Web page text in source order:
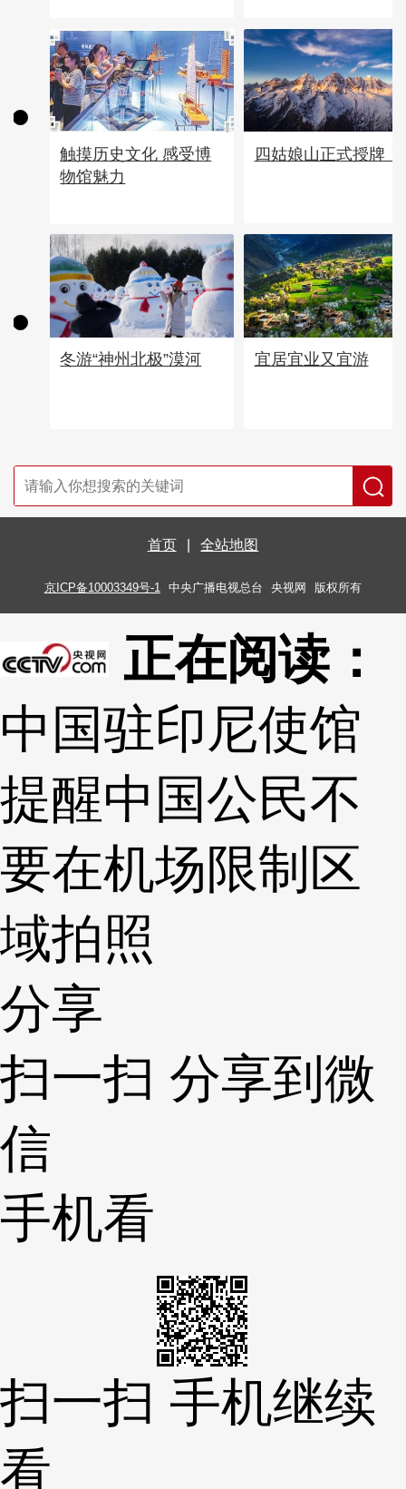
触摸历史文化 感受博
物馆魅力
四姑娘山正式授牌！
冬游“神州北极”漠河 宜居宜业又宜游
首页 全站地图
京ICP备10003349号-1 中央广播电视总台 央视网 版权所有
正在阅读：
中国驻印尼使馆
提醒中国公民不
要在机场限制区
域拍照
分享
扫一扫 分享到微
信
手机看
扫一扫 手机继续
看